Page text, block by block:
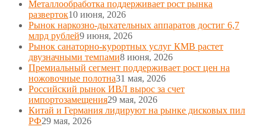
Металлообработка поддерживает рост рынка
разверток10 июня, 2026
Рынок наркозно-дыхательных аппаратов достиг 6,7
млрд рублей9 июня, 2026
Рынок санаторно-курортных услуг КМВ растет
двузначными темпами8 июня, 2026
Премиальный сегмент поддерживает рост цен на
ножовочные полотна31 мая, 2026
Российский рынок ИВЛ вырос за счет
импортозамещения29 мая, 2026
Китай и Германия лидируют на рынке дисковых пил
РФ29 мая, 2026